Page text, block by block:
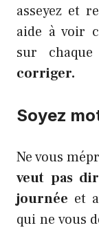
asseyez et
aide à voir
sur
corriger.
Soyez
Ne vous
veut pas
journée et
qui ne vous